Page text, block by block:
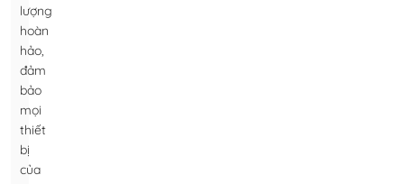
lượng
hoàn
hảo,
đảm
bảo
mọi
thiết
bị
của